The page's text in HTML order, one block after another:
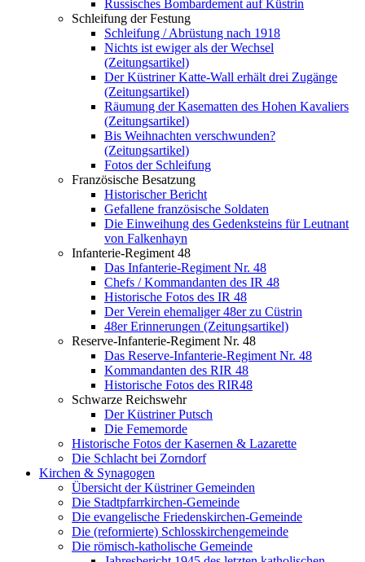
Russisches Bombardement auf Küstrin
Schleifung der Festung
Schleifung / Abrüstung nach 1918
Nichts ist ewiger als der Wechsel
(Zeitungsartikel)
Der Küstriner Katte-Wall erhält drei Zugänge
(Zeitungsartikel)
Räumung der Kasematten des Hohen Kavaliers
(Zeitungsartikel)
Bis Weihnachten verschwunden?
(Zeitungsartikel)
Fotos der Schleifung
Französische Besatzung
Historischer Bericht
Gefallene französische Soldaten
Die Einweihung des Gedenksteins für Leutnant
von Falkenhayn
Infanterie-Regiment 48
Das Infanterie-Regiment Nr. 48
Chefs / Kommandanten des IR 48
Historische Fotos des IR 48
Der Verein ehemaliger 48er zu Cüstrin
48er Erinnerungen (Zeitungsartikel)
Reserve-Infanterie-Regiment Nr. 48
Das Reserve-Infanterie-Regiment Nr. 48
Kommandanten des RIR 48
Historische Fotos des RIR48
Schwarze Reichswehr
Der Küstriner Putsch
Die Fememorde
Historische Fotos der Kasernen & Lazarette
Die Schlacht bei Zorndorf
Kirchen & Synagogen
Übersicht der Küstriner Gemeinden
Die Stadtpfarrkirchen-Gemeinde
Die evangelische Friedenskirchen-Gemeinde
Die (reformierte) Schlosskirchengemeinde
Die römisch-katholische Gemeinde